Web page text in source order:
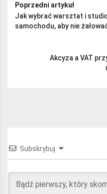
Poprzedni artykuł
Jak wybrać warsztat i
samochodu, aby nie
Akcyza a VAT
Subskrybuj